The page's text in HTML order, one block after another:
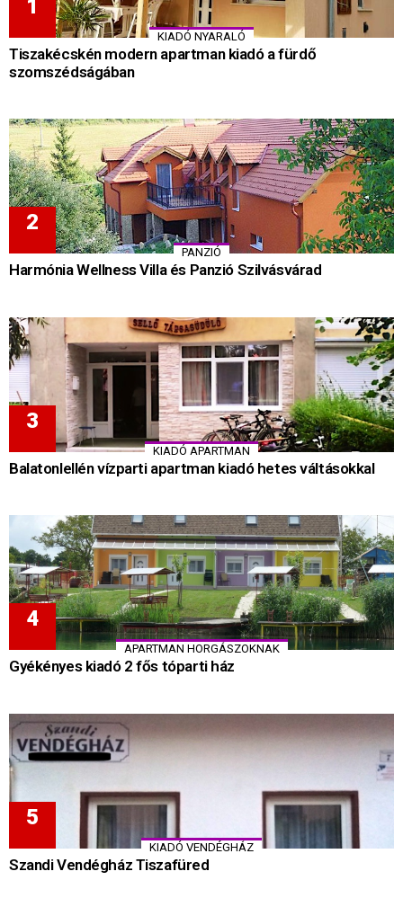
KIADÓ NYARALÓ
Tiszakécskén modern apartman kiadó a fürdő
szomszédságában
PANZIÓ
Harmónia Wellness Villa és Panzió Szilvásvárad
KIADÓ APARTMAN
Balatonlellén vízparti apartman kiadó hetes váltásokkal
APARTMAN HORGÁSZOKNAK
Gyékényes kiadó 2 fős tóparti ház
KIADÓ VENDÉGHÁZ
Szandi Vendégház Tiszafüred